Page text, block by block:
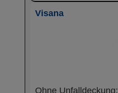
Visana
Ohne Unfalldeckung: